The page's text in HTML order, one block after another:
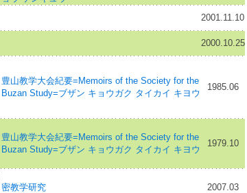
2001.11.10
2000.10.25
豊山教学大会紀要=Memoirs of the Society for the
Buzan Study=ブザン キョウガク タイカイ キヨウ
1985.06
豊山教学大会紀要=Memoirs of the Society for the
Buzan Study=ブザン キョウガク タイカイ キヨウ
1979.10
密教学研究 2007.03